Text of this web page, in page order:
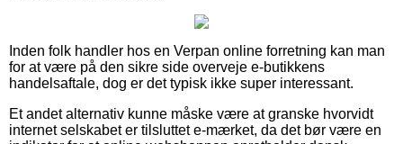
Inden folk handler hos en Verpan online forretning kan man
for at være på den sikre side overveje e-butikkens
handelsaftale, dog er det typisk ikke super interessant.
Et andet alternativ kunne måske være at granske hvorvidt
internet selskabet er tilsluttet e-mærket, da det bør være en